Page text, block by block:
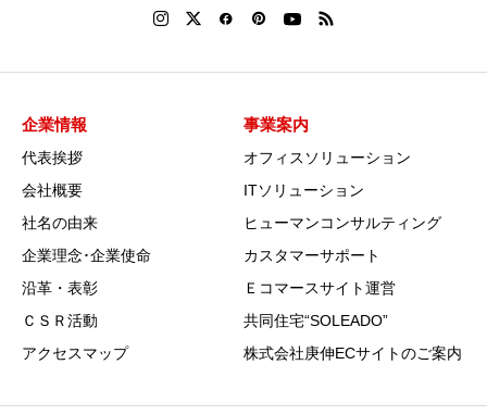
企業情報
代表挨拶
会社概要
社名の由来
企業理念･企業使命
沿革・表彰
ＣＳＲ活動
アクセスマップ
事業案内
オフィスソリューション
ITソリューション
ヒューマンコンサルティング
カスタマーサポート
Ｅコマースサイト運営
共同住宅“SOLEADO”
株式会社庚伸ECサイトのご案内